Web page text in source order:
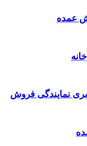
عمده
نمایندگی فروش